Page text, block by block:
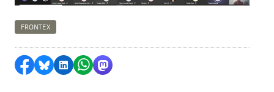
FRONTEX
Delen op Facebook
Delen via Bluesky
Delen op LinkedIn
Delen via WhatsApp
Delen via Mastodon